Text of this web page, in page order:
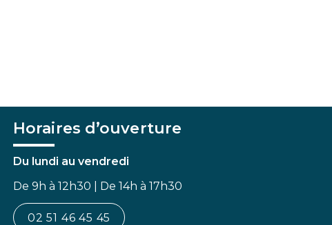
Horaires d’ouverture
Du lundi au vendredi
De 9h à 12h30 | De 14h à 17h30
02 51 46 45 45